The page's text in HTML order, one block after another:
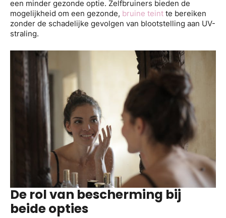
een minder gezonde optie. Zelfbruiners bieden de
mogelijkheid om een gezonde, bruine teint te bereiken
zonder de schadelijke gevolgen van blootstelling aan UV-
straling.
De rol van bescherming bij
beide opties